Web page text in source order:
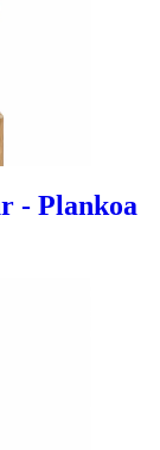
- Plankoa